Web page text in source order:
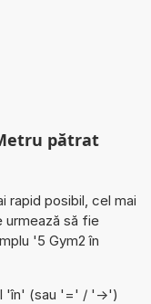
pătrat
rapid posibil, cel mai
urmează să fie
'5 Gym2 în
'în' (sau '=' / '->')